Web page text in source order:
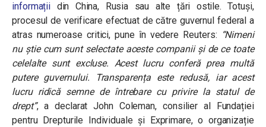
informații din China, Rusia sau alte țări ostile. Totuși,
procesul de verificare efectuat de către guvernul federal a
atras numeroase critici, pune în vedere Reuters: “Nimeni
nu știe cum sunt selectate aceste companii și de ce toate
celelalte sunt excluse. Acest lucru conferă prea multă
putere guvernului. Transparența este redusă, iar acest
lucru ridică semne de întrebare cu privire la statul de
drept”, a declarat John Coleman, consilier al Fundației
pentru Drepturile Individuale și Exprimare, o organizație